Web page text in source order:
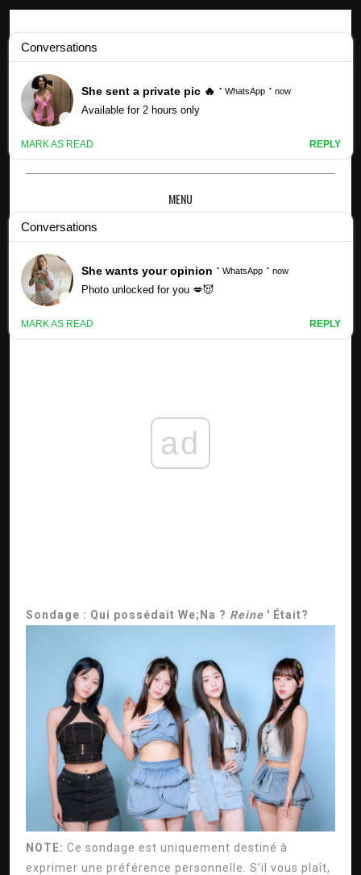
Profils Kpop
Sondage : À qui appartenait We;Na 'Queen' Era ? (Mis à jour!) -
MENU
×
SONDAGE : À QUI APPARTENAIT WE;NA
'QUEEN' ERA ?
ad
Sondage : Qui possédait We;Na ? Reine ' Était?
NOTE: Ce sondage est uniquement destiné à
exprimer une préférence personnelle. S'il vous plaît,